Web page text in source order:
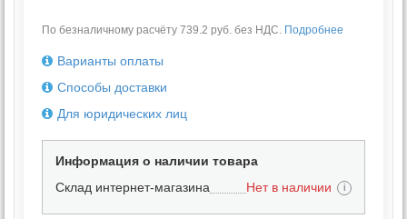
По безналичному расчёту 739.2 руб. без НДС. Подробнее
Варианты оплаты
Способы доставки
Для юридических лиц
Информация о наличии товара
Склад интернет-магазина
Нет в наличии i